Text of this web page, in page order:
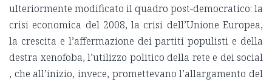
ulteriormente modificato il quadro post-democratico: la
crisi economica del 2008, la crisi dell’Unione Europea,
la crescita e l’affermazione dei partiti populisti e della
destra xenofoba, l’utilizzo politico della rete e dei social
, che all’inizio, invece, promettevano l’allargamento del